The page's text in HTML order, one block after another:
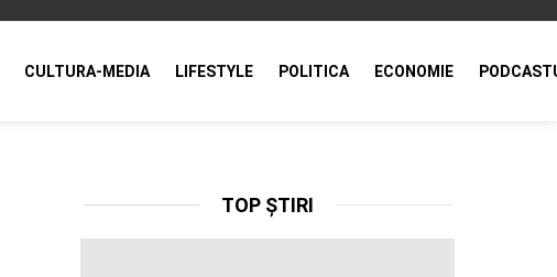
CULTURA-MEDIA LIFESTYLE POLITICA ECONOMIE
TOP ȘTIRI